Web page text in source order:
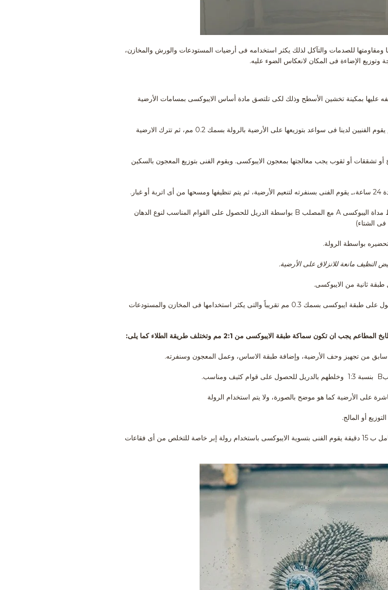
ومقاومتها للصدمات والتآكل لذلك يكثر استخدامه فى أرضيات المستودعات والورش والمخازن،
الإضاءة فى المكان لانعكاس الضوء عليه.
عليها بمكينة تخشين الأسطح وذلك لكى تلتصق مادة أساس الايبوكسى بمسامات الأرضية
2- يتم خلط مادة أساس الايبوكسى مع المصلب، ثم يقوم الفنيين لدينا فى سواعد بتوزيعها على الأرضية بالرولة بسمك 0.2 مم، ثم تترك الارضية
أو ثقوب يجب معالجتها بمعجون الايبوكسى. ويقوم الفنى بتوزيع المعجون بالسكين
5- يقوم الفنى بتجهيز ايبوكسى دهان الارضيات بخلط مداة اليبوكسى A مع المصلب B بواسطة الدريل للحصول على القوام المناسب لنوع الدهان
فى الشتاء)
النظيف مانعة للانزلاق على الأرضية.
ويتم القيام بهذه الخطوات عند دهان الارضيات للحصول على طبقة ايبوكسى بسمك 0.3 مم تقريباً والتى يكثر استخدامها فى المخازن والمستودعات
تكون سماكة طبقة الايبوكسى من 2:1 مم وتختلف طريقة الطلاء كما يلى:
5- بعد الانتهاء من فرد الايبوكسى على الأرضية بالكامل ب 15 دقيقة يقوم الفنى بتسوية الايبوكسى باستخدام رولة إبر خاصة للتخلص من أى فقاعات